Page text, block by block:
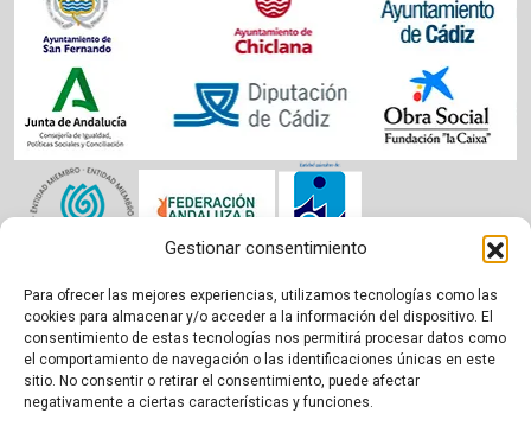
Gestionar consentimiento
Para ofrecer las mejores experiencias, utilizamos tecnologías como las
cookies para almacenar y/o acceder a la información del dispositivo. El
consentimiento de estas tecnologías nos permitirá procesar datos como
el comportamiento de navegación o las identificaciones únicas en este
sitio. No consentir o retirar el consentimiento, puede afectar
negativamente a ciertas características y funciones.
Aviso legal|Política de cookies|Privacidad